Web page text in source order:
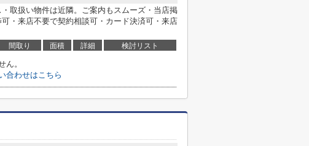
取扱い物件は近隣。ご案内もスムーズ・当店掲
・来店不要で契約相談可・カード決済可・来店
間取り 面積 詳細 検討リスト
ん。
合わせはこちら